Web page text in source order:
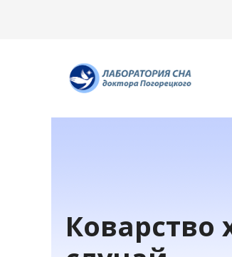
содержимому